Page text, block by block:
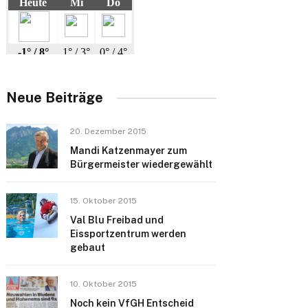
Neue Beiträge
20. Dezember 2015
Mandi Katzenmayer zum
Bürgermeister wiedergewählt
15. Oktober 2015
Val Blu Freibad und
Eissportzentrum werden
gebaut
10. Oktober 2015
Noch kein VfGH Entscheid